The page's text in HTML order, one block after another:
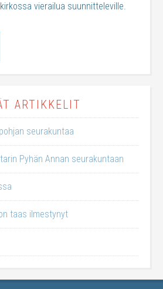
vierailua suunnitteleville.
ARTIKKELIT
seurakuntaa
Pyhän Annan seurakuntaan
taas ilmestynyt